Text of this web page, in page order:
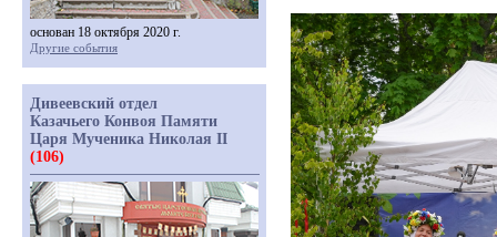
основан 18 октября 2020 г.
Другие события
Дивеевский отдел
Казачьего Конвоя Памяти
Царя Мученика Николая II
(106)